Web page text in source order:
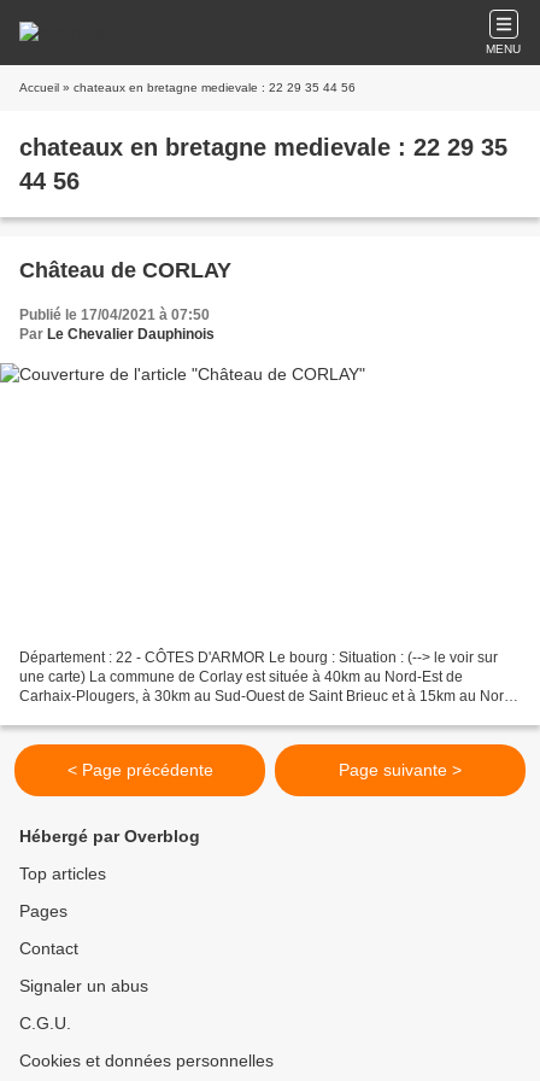
MENU
Accueil » chateaux en bretagne medievale : 22 29 35 44 56
chateaux en bretagne medievale : 22 29 35
44 56
Château de CORLAY
Publié le 17/04/2021 à 07:50
Par Le Chevalier Dauphinois
Département : 22 - CÔTES D'ARMOR Le bourg : Situation : (--> le voir sur
une carte) La commune de Corlay est située à 40km au Nord-Est de
Carhaix-Plougers, à 30km au Sud-Ouest de Saint Brieuc et à 15km au Nord
< Page précédente Page suivante >
Hébergé par Overblog
Top articles
Pages
Contact
Signaler un abus
C.G.U.
Cookies et données personnelles